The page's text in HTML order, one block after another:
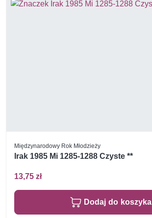
Międzynarodowy Rok Młodzieży
Irak 1985 Mi 1285-1288 Czyste **
13,75 zł
Dodaj do koszyka